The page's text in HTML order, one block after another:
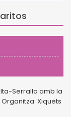
Serrallo amb la
Xiquets